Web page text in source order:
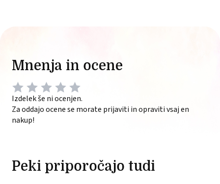
Mnenja in ocene
Izdelek še ni ocenjen.
Za oddajo ocene se morate prijaviti in opraviti vsaj en
nakup!
Peki priporočajo tudi